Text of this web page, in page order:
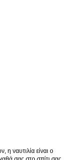
η ναυτιλία είναι ο